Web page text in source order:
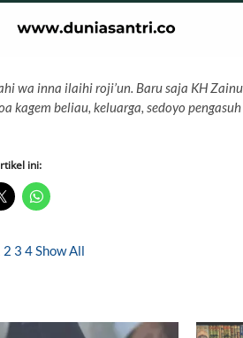
wa inna ilaihi roji’un. Baru saja KH
kagem beliau, keluarga, sedoyo
ini:
2 3 4Show All